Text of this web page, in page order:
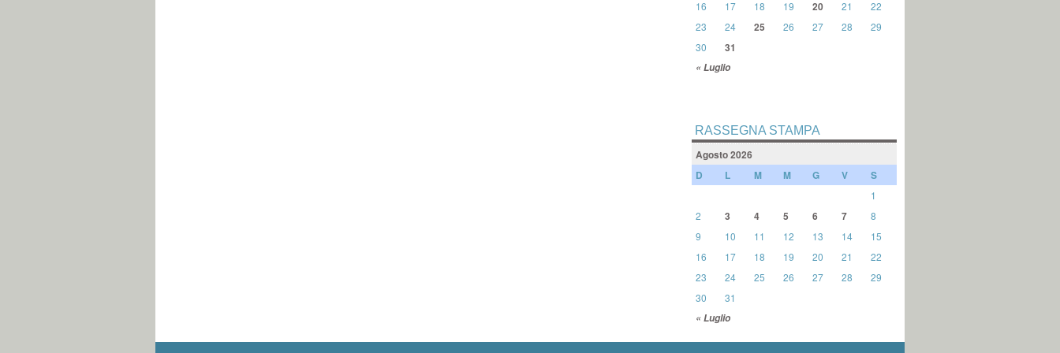
« Luglio
16
17 18 19 20 21
22
23
24 25 26 27 28
29
30
31
RASSEGNA STAMPA
Agosto 2026
D
L M M G V S
« Luglio
1
2
3 4 5 6 7
8
9
10 11 12 13 14
15
16
17 18 19 20 21
22
23
24 25 26 27 28
29
30
31